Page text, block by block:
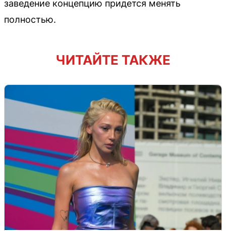
заведение концепцию придется менять
полностью.
ЧИТАЙТЕ ТАКЖЕ